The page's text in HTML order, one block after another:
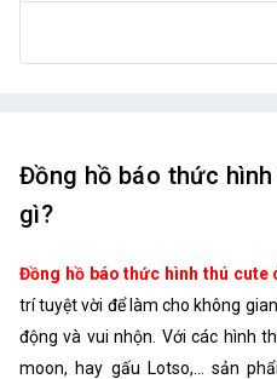
Đồng hồ báo thức
gì?
Đồng hồ báo thức hình thú cute
trí tuyệt vời để làm cho không
động và vui nhộn. Với các hình
moon, hay gấu Lotso,... sản